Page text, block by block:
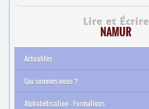
Lire et Écrire
NAMUR
Actualités
Qui sommes-nous ?
Alphabétisation – Formations